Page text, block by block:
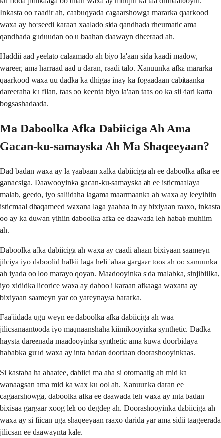
Inkasta oo naadir ah, caabuqyada cagaarshowga mararka qaarkood
waxa ay horseedi karaan xaalado sida qandhada rheumatic ama
qandhada guduudan oo u baahan daawayn dheeraad ah.
Haddii aad yeelato calaamado ah biyo la'aan sida kaadi madow,
wareer, ama harraad aad u daran, raadi talo. Xanuunka afka mararka
qaarkood waxa uu dadka ka dhigaa inay ka fogaadaan cabitaanka
dareeraha ku filan, taas oo keenta biyo la'aan taas oo ka sii dari karta
bogsashadaada.
Ma Daboolka Afka Dabiiciga Ah Ama
Gacan-ku-samayska Ah Ma Shaqeeyaan?
Dad badan waxa ay la yaabaan xalka dabiiciga ah ee daboolka afka ee
ganacsiga. Daawooyinka gacan-ku-samayska ah ee isticmaalaya
malab, geedo, iyo saliidaha lagama maarmaanka ah waxa ay leeyihiin
isticmaal dhaqameed waxana laga yaabaa in ay bixiyaan raaxo, inkasta
oo ay ka duwan yihiin daboolka afka ee daawada leh habab muhiim
ah.
Daboolka afka dabiiciga ah waxa ay caadi ahaan bixiyaan saameyn
jilciya iyo daboolid halkii laga heli lahaa gargaar toos ah oo xanuunka
ah iyada oo loo marayo qoyan. Maadooyinka sida malabka, sinjibiilka,
iyo xididka licorice waxa ay dabooli karaan afkaaga waxana ay
bixiyaan saameyn yar oo yareynaysa bararka.
Faa'iidada ugu weyn ee daboolka afka dabiiciga ah waa
jilicsanaantooda iyo maqnaanshaha kiimikooyinka synthetic. Dadka
haysta dareenada maadooyinka synthetic ama kuwa doorbidaya
hababka guud waxa ay inta badan doortaan doorashooyinkaas.
Si kastaba ha ahaatee, dabiici ma aha si otomaatig ah mid ka
wanaagsan ama mid ka wax ku ool ah. Xanuunka daran ee
cagaarshowga, daboolka afka ee daawada leh waxa ay inta badan
bixisaa gargaar xoog leh oo degdeg ah. Doorashooyinka dabiiciga ah
waxa ay si fiican uga shaqeeyaan raaxo darida yar ama sidii taageerada
jilicsan ee daawaynta kale.